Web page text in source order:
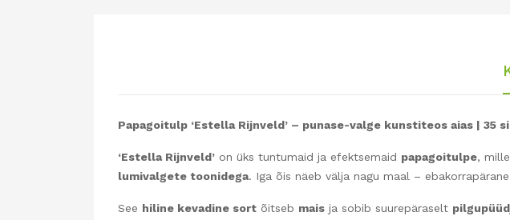
Papagoitulp ‘Estella Rijnveld’ – punase-valge kunstiteos aias | 35
‘Estella Rijnveld’ on üks tuntumaid ja efektsemaid papagoitulpe, mille
lumivalgete toonidega. Iga õis näeb välja nagu maal –
See hiline kevadine sort õitseb mais ja sobib suurepäraselt